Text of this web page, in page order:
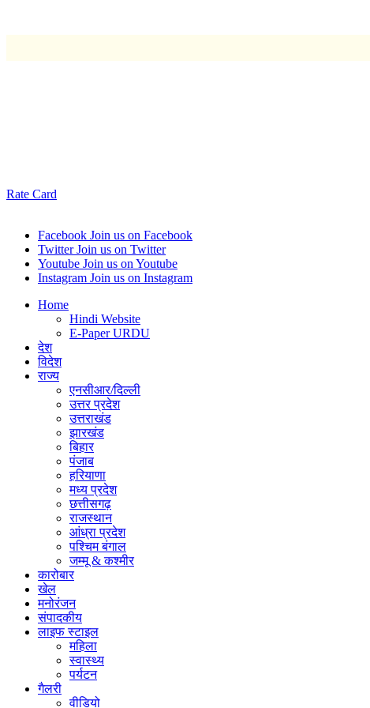
Rate Card
Facebook Join us on Facebook
Twitter Join us on Twitter
Youtube Join us on Youtube
Instagram Join us on Instagram
Home
Hindi Website
E-Paper URDU
देश
विदेश
राज्य
एनसीआर/दिल्ली
उत्तर प्रदेश
उत्तराखंड
झारखंड
बिहार
पंजाब
हरियाणा
मध्य प्रदेश
छत्तीसगढ़
राजस्थान
आंध्रा प्रदेश
पश्चिम बंगाल
जम्मू & कश्मीर
कारोबार
खेल
मनोरंजन
संपादकीय
लाइफ स्टाइल
महिला
स्वास्थ्य
पर्यटन
गैलरी
वीडियो